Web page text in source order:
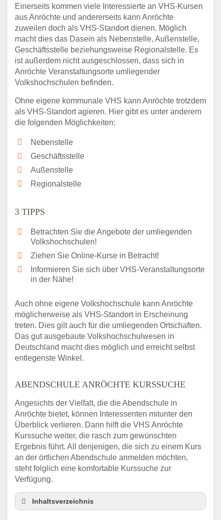
Einerseits kommen viele Interessierte an VHS-Kursen
aus Anröchte und andererseits kann Anröchte
zuweilen doch als VHS-Standort dienen. Möglich
macht dies das Dasein als Nebenstelle, Außenstelle,
Geschäftsstelle beziehungsweise Regionalstelle. Es
ist außerdem nicht ausgeschlossen, dass sich in
Anröchte Veranstaltungsorte umliegender
Volkshochschulen befinden.
Ohne eigene kommunale VHS kann Anröchte trotzdem
als VHS-Standort agieren. Hier gibt es unter anderem
die folgenden Möglichkeiten:
Nebenstelle
Geschäftsstelle
Außenstelle
Regionalstelle
3 TIPPS
Betrachten Sie die Angebote der umliegenden
Volkshochschulen!
Ziehen Sie Online-Kurse in Betracht!
Informieren Sie sich über VHS-Veranstaltungsorte
in der Nähe!
Auch ohne eigene Volkshochschule kann Anröchte
möglicherweise als VHS-Standort in Erscheinung
treten. Dies gilt auch für die umliegenden Ortschaften.
Das gut ausgebaute Volkshochschulwesen in
Deutschland macht dies möglich und erreicht selbst
entlegenste Winkel.
ABENDSCHULE ANRÖCHTE KURSSUCHE
Angesichts der Vielfalt, die die Abendschule in
Anröchte bietet, können Interessenten mitunter den
Überblick verlieren. Dann hilft die VHS Anröchte
Kurssuche weiter, die rasch zum gewünschten
Ergebnis führt. All denjenigen, die sich zu einem Kurs
an der örtlichen Abendschule anmelden möchten,
steht folglich eine komfortable Kurssuche zur
Verfügung.
Inhaltsverzeichnis